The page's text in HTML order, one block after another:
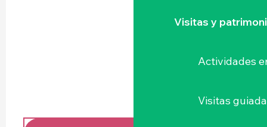
Visitas y
Actividades
Visitas